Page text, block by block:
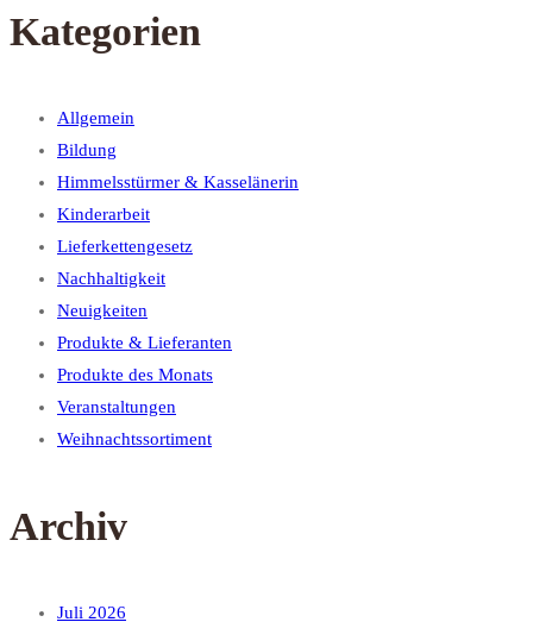
Kategorien
Allgemein
Bildung
Himmelsstürmer & Kasselänerin
Kinderarbeit
Lieferkettengesetz
Nachhaltigkeit
Neuigkeiten
Produkte & Lieferanten
Produkte des Monats
Veranstaltungen
Weihnachtssortiment
Archiv
Juli 2026